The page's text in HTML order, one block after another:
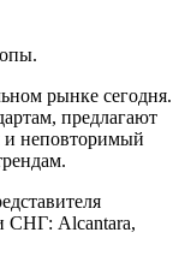
рынке сегодня.
предлагают
и неповторимый
СНГ: Alcantara,